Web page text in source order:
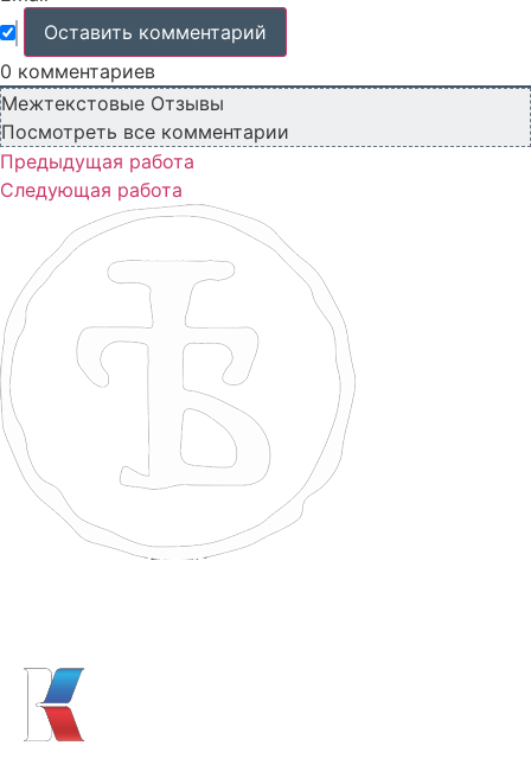
0 комментариев
Межтекстовые Отзывы
Посмотреть все комментарии
Предыдущая работа
Следующая работа